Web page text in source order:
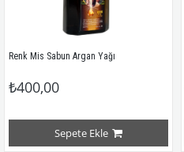
Renk Mis Sabun Argan Yağı
₺400,00
Sepete Ekle